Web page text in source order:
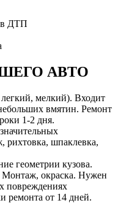
в ДТП
АВТО
мелкий). Входит
вмятин. Ремонт
1-2 дня.
рихтовка, шпаклевка,
геометрии кузова.
окраска. Нужен
повреждениях
ремонта от 14 дней.